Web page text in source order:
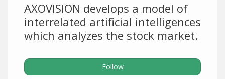
AXOVISION develops a model of
interrelated artificial intelligences
which analyzes the stock market.
Follow